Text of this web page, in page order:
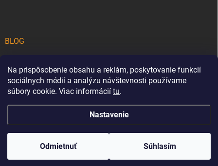
Na prispôsobenie obsahu a reklám, poskytovanie funkcií
sociálnych médií a analýzu návštevnosti používame
súbory cookie. Viac informácií tu.
Nastavenie
Odmietnuť Súhlasím
BLOG
luxusný drevený nábytok
5 tipov, ako premeniť vašu záhradu na luxusnú oázu pokoja a štýlu
Vytvoril Shoptet
Copyright 2026cortena.sk. Všetky práva vyhradené.Upraviť nastavenie